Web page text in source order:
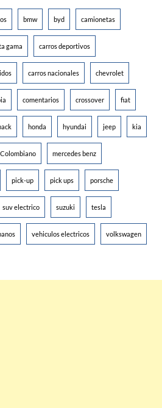
bmw byd camionetas
gama carros deportivos
carros nacionales chevrolet
comentarios crossover fiat
honda hyundai jeep kia
mercedes benz
pick-up pick ups porsche
suv electrico suzuki tesla
vehiculos electricos volkswagen